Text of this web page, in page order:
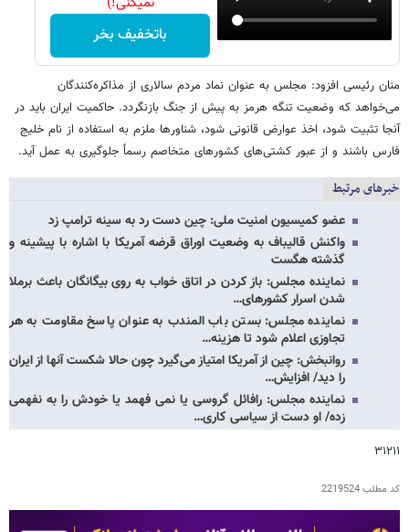
باتخفیف بخر
منان رئیسی افزود: مجلس به عنوان نماد مردم سالاری از مذاکره‌کنندگان
می‌خواهد که وضعیت تنگه هرمز به پیش از جنگ بازنگردد. حاکمیت ایران باید در
آنجا تثبیت شود، اخذ عوارض قانونی شود، شناورها ملزم به استفاده از نام خلیج
فارس باشند و از عبور کشتی‌های کشورهای متخاصم رسماً جلوگیری به عمل آید.
خبرهای مرتبط
عضو کمیسیون امنیت ملی: چین دست رد به سینه ترامپ زد
واکنش‌ قالیباف به وضعیت اوراق قرضه آمریکا با اشاره با پیشینه و
گذشته هگست
نماینده مجلس: باز کردن در اتاق خواب به روی بیگانگان باعث برملا
شدن اسرار کشورهای…
نماینده مجلس: بستن باب المندب به عنوان پاسخ مقاومت به هر
تجاوزی اعلام شود تا هزینه…
روانبخش: چین از آمریکا امتیاز می‌گیرد چون حالا شکست آنها از ایران
را دید/ افزایش…
نماینده مجلس: رافائل گروسی یا نمی فهمد یا خودش را به نفهمی
زده/ او دست از سیاسی کاری…
۳۱۲۱۱
کد مطلب2219524